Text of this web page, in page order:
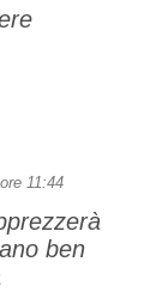
11:44
ben